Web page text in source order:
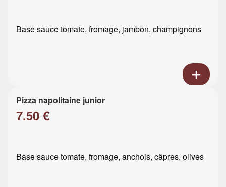
Base sauce tomate, fromage, jambon, champignons
Pizza napolitaine junior
7.50 €
Base sauce tomate, fromage, anchois, câpres, olives